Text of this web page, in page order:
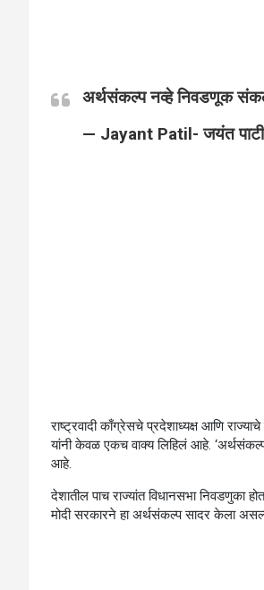
अर्थसंकल्प नव्हे निवडणूक
— Jayant Patil- जयंत
राष्ट्रवादी काँग्रेसचे प्रदेशाध्यक्ष आणि
यांनी केवळ एकच वाक्य लिहिलं आहे.
आहे.
देशातील पाच राज्यांत विधानसभा निवडणुका
मोदी सरकारने हा अर्थसंकल्प सादर केला